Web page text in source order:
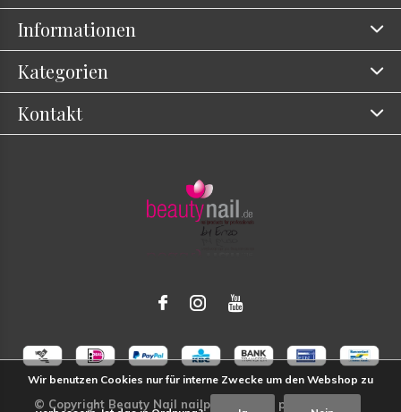
Informationen
Kategorien
Kontakt
Wir benutzen Cookies nur für interne Zwecke um den Webshop zu